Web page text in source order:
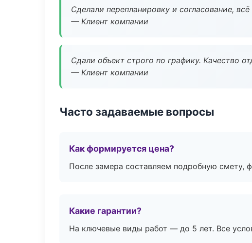
Сделали перепланировку и согласование,
— Клиент компании
Сдали объект строго по графику. Качество
— Клиент компании
Часто задаваемые вопросы
Как формируется цена?
После замера составляем подробную смету,
Какие гарантии?
На ключевые виды работ — до 5 лет. Все